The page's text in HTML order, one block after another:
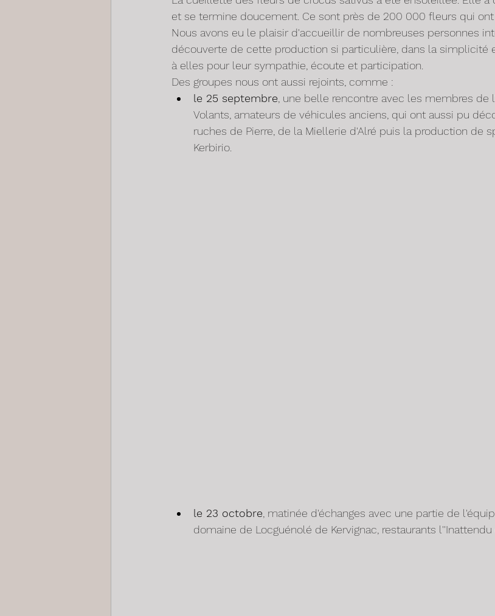
et se termine doucement. Ce sont près de 200 000 fleurs qui ont
Nous avons eu le plaisir d'accueillir de nombreuses personnes
découverte de cette production si particulière, dans la simplicité
à elles pour leur sympathie, écoute et participation.
Des groupes nous ont aussi rejoints, comme :
le 25 septembre , une belle rencontre avec les membres de
Volants, amateurs de véhicules anciens, qui ont aussi pu
ruches de Pierre, de la Miellerie d'Alré puis la production de
Kerbirio.
le 23 octobre , matinée d'échanges avec une partie de
domaine de Locguénolé de Kervignac, restaurants